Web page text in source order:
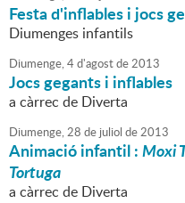
Festa d'inflables i jocs
Diumenges infantils
Diumenge,4d'agostde2013
Jocs gegants i inflables
a càrrec de Diverta
Diumenge,28 de juliol de2013
Animació infantil :Moxi
Tortuga
a càrrec de Diverta